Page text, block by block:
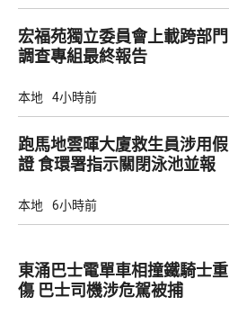
宏福苑獨立委員會上載跨部門
調查專組最終報告
本地 4小時前
跑馬地雲暉大廈救生員涉用假
證 食環署指示關閉泳池並報
本地 6小時前
東涌巴士電單車相撞鐵騎士重
傷 巴士司機涉危駕被捕